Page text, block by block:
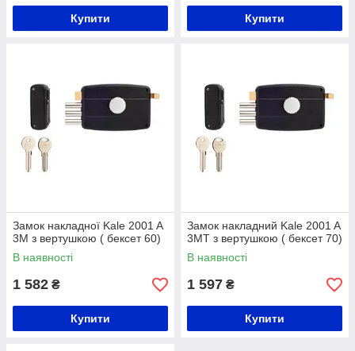
Купити Купити
Замок накладної Kale 2001 A
3M з вертушкою ( бексет 60)
В наявності
1 582 ₴
Купити
Замок накладний Kale 2001 A
3MТ з вертушкою ( бексет 70)
В наявності
1 597 ₴
Купити